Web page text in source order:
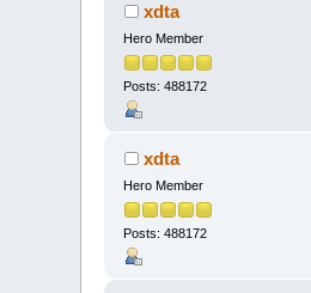
xdta
Hero Member
Posts: 488172
xdta
Hero Member
Posts: 488172